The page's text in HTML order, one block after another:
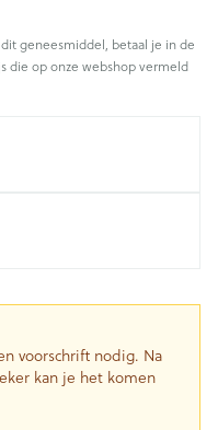
geneesmiddel, betaal je in de
die op onze webshop vermeld
voorschrift nodig. Na
kan je het komen